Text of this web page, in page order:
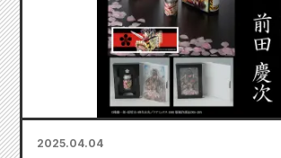
2025.04.04